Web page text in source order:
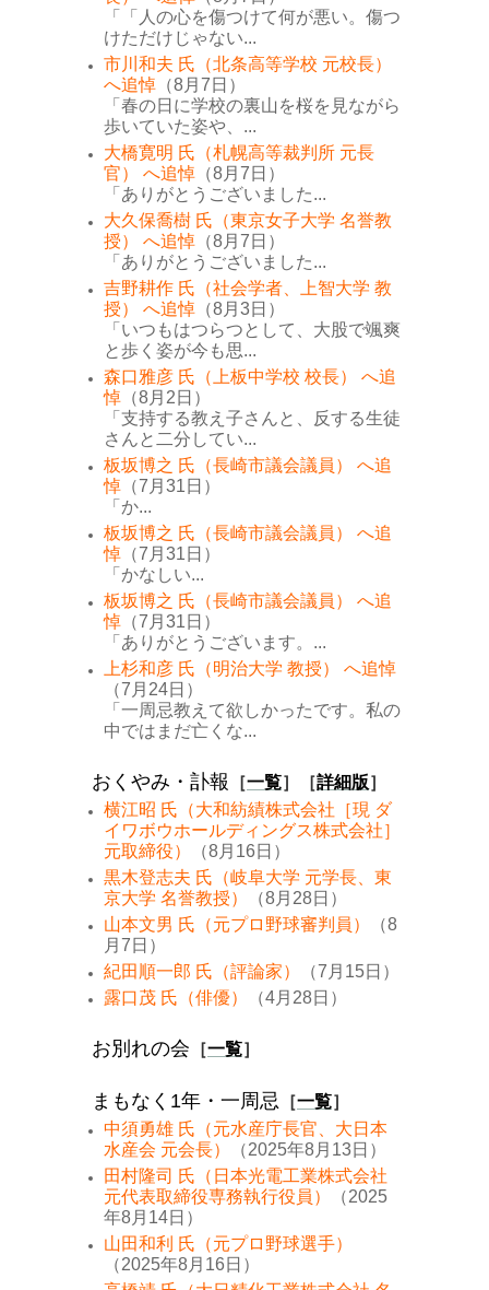
「「人の心を傷つけて何が悪い。傷つ
けただけじゃない...
市川和夫 氏（北条高等学校 元校長）
へ追悼 （8月7日）
「春の日に学校の裏山を桜を見ながら
歩いていた姿や、...
大橋寛明 氏（札幌高等裁判所 元長
官） へ追悼 （8月7日）
「ありがとうございました...
大久保喬樹 氏（東京女子大学 名誉教
授） へ追悼 （8月7日）
「ありがとうございました...
吉野耕作 氏（社会学者、上智大学 教
授） へ追悼 （8月3日）
「いつもはつらつとして、大股で颯爽
と歩く姿が今も思...
森口雅彦 氏（上板中学校 校長） へ追
悼 （8月2日）
「支持する教え子さんと、反する生徒
さんと二分してい...
板坂博之 氏（長崎市議会議員） へ追
悼 （7月31日）
「か...
板坂博之 氏（長崎市議会議員） へ追
悼 （7月31日）
「かなしい...
板坂博之 氏（長崎市議会議員） へ追
悼 （7月31日）
「ありがとうございます。...
上杉和彦 氏（明治大学 教授） へ追悼
（7月24日）
「一周忌教えて欲しかったです。私の
中ではまだ亡くな...
おくやみ・訃報 ［一覧］［詳細版］
横江昭 氏（大和紡績株式会社［現 ダ
イワボウホールディングス株式会社］
元取締役）
（8月16日）
黒木登志夫 氏（岐阜大学 元学長、東
京大学 名誉教授）
（8月28日）
山本文男 氏（元プロ野球審判員）
（8
月7日）
紀田順一郎 氏（評論家）
（7月15日）
露口茂 氏（俳優）
（4月28日）
お別れの会 ［一覧］
まもなく1年・一周忌 ［一覧］
中須勇雄 氏（元水産庁長官、大日本
水産会 元会長）
（2025年8月13日）
田村隆司 氏（日本光電工業株式会社
元代表取締役専務執行役員）
（2025
年8月14日）
山田和利 氏（元プロ野球選手）
（2025年8月16日）